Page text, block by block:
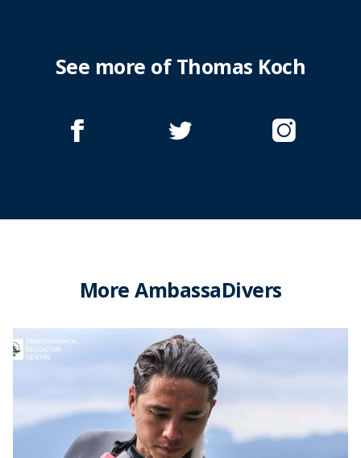
See more of Thomas Koch
More AmbassaDivers